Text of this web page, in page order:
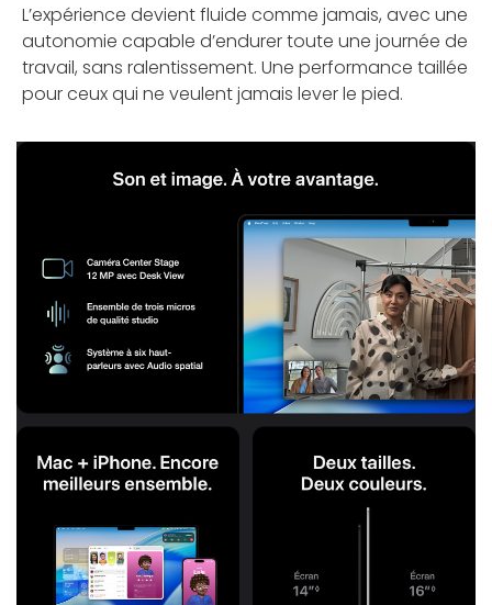
L’expérience devient fluide comme jamais, avec une
autonomie capable d’endurer toute une journée de
travail, sans ralentissement. Une performance taillée
pour ceux qui ne veulent jamais lever le pied.